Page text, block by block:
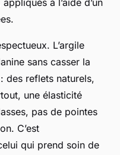
à l’aide d’un
L’argile
sans casser la
des reflets naturels,
une élasticité
pas de pointes
C’est
qui prend soin de